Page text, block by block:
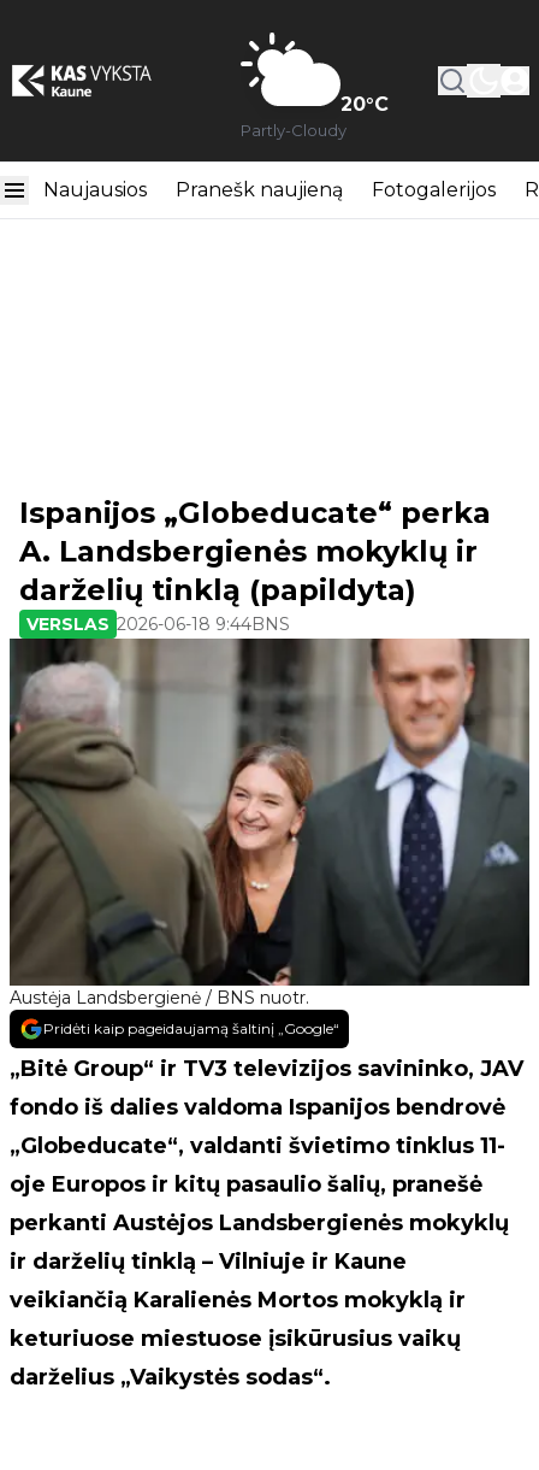
20°C
Partly-Cloudy
Naujausios Pranešk naujieną Fotogalerijos
Austėja Landsbergienė / BNS nuotr.
Ispanijos „Globeducate“ perka
A. Landsbergienės mokyklų ir
darželių tinklą (papildyta)
VERSLAS 2026-06-18 9:44BNS
Pridėti kaip pageidaujamą šaltinį „Google“
„Bitė Group“ ir TV3 televizijos savininko, JAV
fondo iš dalies valdoma Ispanijos bendrovė
„Globeducate“, valdanti švietimo tinklus 11-
oje Europos ir kitų pasaulio šalių, pranešė
perkanti Austėjos Landsbergienės mokyklų
ir darželių tinklą – Vilniuje ir Kaune
veikiančią Karalienės Mortos mokyklą ir
keturiuose miestuose įsikūrusius vaikų
darželius „Vaikystės sodas“.